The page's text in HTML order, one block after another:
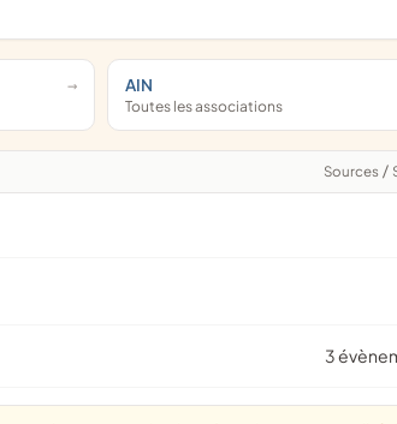
AIN
Toutes les associations
Sources /
3